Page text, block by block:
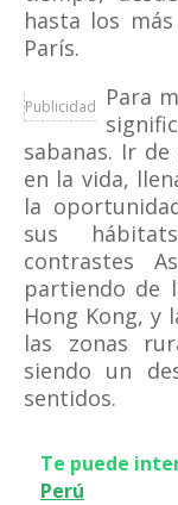
hasta los
París.
Publicidad Para
sabanas. Ir
en la vida,
la
sus
contrastes
partiendo de
Hong Kong, y
las zonas
siendo un
sentidos.
Te puede
Perú